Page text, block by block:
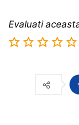
Evaluati